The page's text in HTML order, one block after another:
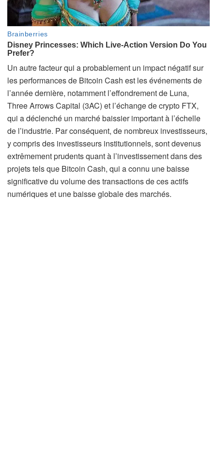
Un autre facteur qui a probablement un impact négatif sur
les performances de Bitcoin Cash est les événements de
l’année dernière, notamment l’effondrement de Luna,
Three Arrows Capital (3AC) et l’échange de crypto FTX,
qui a déclenché un marché baissier important à l’échelle
de l’industrie. Par conséquent, de nombreux investisseurs,
y compris des investisseurs institutionnels, sont devenus
extrêmement prudents quant à l’investissement dans des
projets tels que Bitcoin Cash, qui a connu une baisse
significative du volume des transactions de ces actifs
numériques et une baisse globale des marchés.